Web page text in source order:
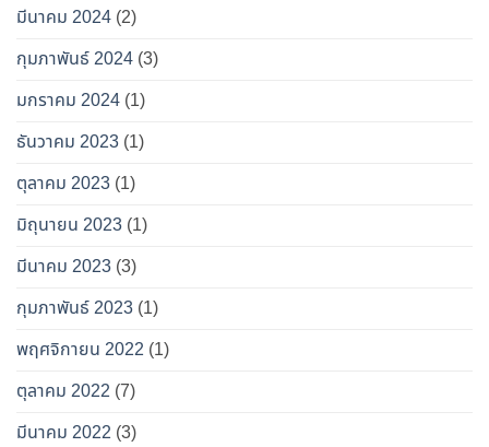
มีนาคม 2024 (2)
กุมภาพันธ์ 2024 (3)
มกราคม 2024 (1)
ธันวาคม 2023 (1)
ตุลาคม 2023 (1)
มิถุนายน 2023 (1)
มีนาคม 2023 (3)
กุมภาพันธ์ 2023 (1)
พฤศจิกายน 2022 (1)
ตุลาคม 2022 (7)
มีนาคม 2022 (3)